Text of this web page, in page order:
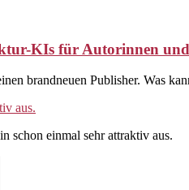
KIs für Autorinnen
brandneuen Publisher. Was
schon einmal sehr attraktiv aus.